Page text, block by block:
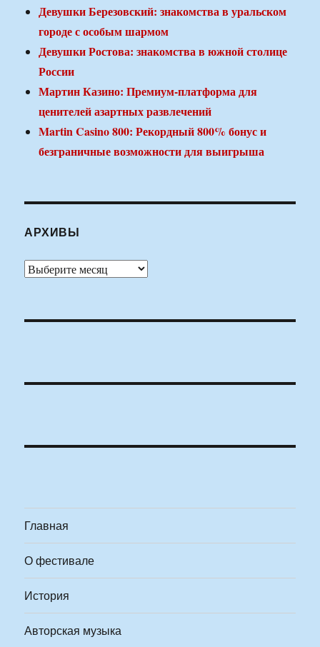
Девушки Березовский: знакомства в уральском
городе с особым шармом
Девушки Ростова: знакомства в южной столице
России
Мартин Казино: Премиум-платформа для
ценителей азартных развлечений
Martin Casino 800: Рекордный 800% бонус и
безграничные возможности для выигрыша
АРХИВЫ
Архивы
Главная
О фестивале
История
Авторская музыка